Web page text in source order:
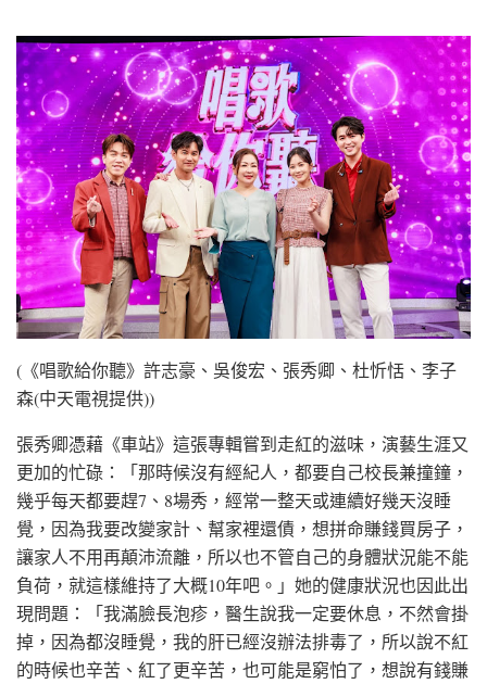
(《唱歌給你聽》許志豪、吳俊宏、張秀卿、杜忻恬、李子
森(中天電視提供))
張秀卿憑藉《車站》這張專輯嘗到走紅的滋味，演藝生涯又
更加的忙碌：「那時候沒有經紀人，都要自己校長兼撞鐘，
幾乎每天都要趕7、8場秀，經常一整天或連續好幾天沒睡
覺，因為我要改變家計、幫家裡還債，想拼命賺錢買房子，
讓家人不用再顛沛流離，所以也不管自己的身體狀況能不能
負荷，就這樣維持了大概10年吧。」她的健康狀況也因此出
現問題：「我滿臉長泡疹，醫生說我一定要休息，不然會掛
掉，因為都沒睡覺，我的肝已經沒辦法排毒了，所以說不紅
的時候也辛苦、紅了更辛苦，也可能是窮怕了，想說有錢賺